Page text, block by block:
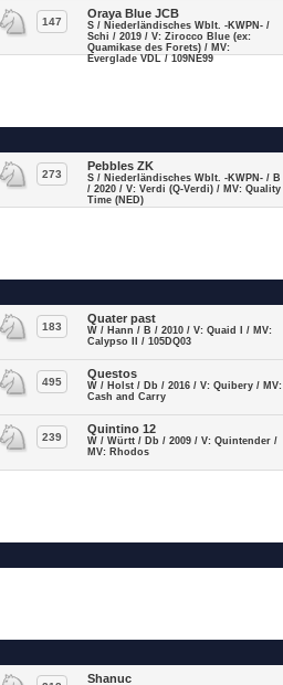
147
Oraya Blue JCB
S / Niederländisches Wblt. -KWPN- /
Schi / 2019 / V: Zirocco Blue (ex:
Quamikase des Forets) / MV:
Everglade VDL / 109NE99
273
Pebbles ZK
S / Niederländisches Wblt. -KWPN- / B
/ 2020 / V: Verdi (Q-Verdi) / MV: Quality
Time (NED)
183
Quater past
W / Hann / B / 2010 / V: Quaid I / MV:
Calypso II / 105DQ03
495
Questos
W / Holst / Db / 2016 / V: Quibery / MV:
Cash and Carry
239
Quintino 12
W / Württ / Db / 2009 / V: Quintender /
MV: Rhodos
Shanuc